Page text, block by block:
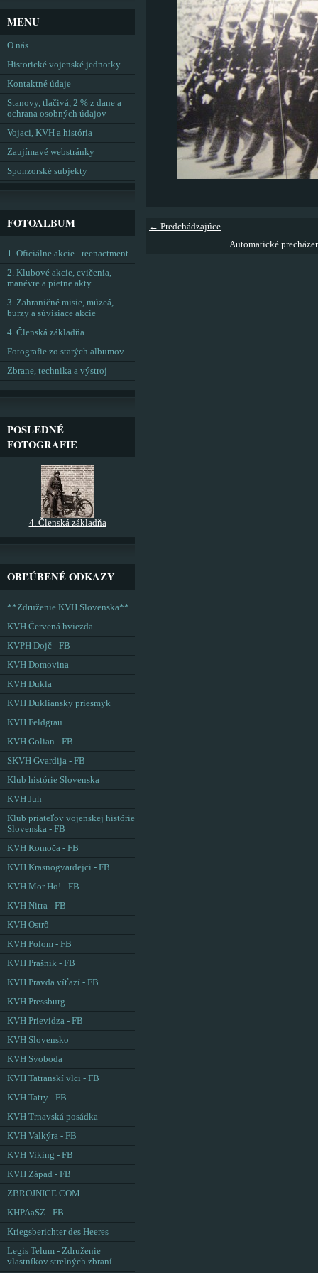
← Predchádzajúce
Automatické
MENU
O nás
Historické vojenské jednotky
Kontaktné údaje
Stanovy, tlačivá, 2 % z dane a
ochrana osobných údajov
Vojaci, KVH a história
Zaujímavé webstránky
Sponzorské subjekty
FOTOALBUM
1. Oficiálne akcie - reenactment
2. Klubové akcie, cvičenia,
manévre a pietne akty
3. Zahraničné misie, múzeá,
burzy a súvisiace akcie
4. Členská základňa
Fotografie zo starých albumov
Zbrane, technika a výstroj
POSLEDNÉ
FOTOGRAFIE
4. Členská základňa
OBĽÚBENÉ ODKAZY
**Združenie KVH Slovenska**
KVH Červená hviezda
KVPH Dojč - FB
KVH Domovina
KVH Dukla
KVH Dukliansky priesmyk
KVH Feldgrau
KVH Golian - FB
SKVH Gvardija - FB
Klub histórie Slovenska
KVH Juh
Klub priateľov vojenskej histórie
Slovenska - FB
KVH Komoča - FB
KVH Krasnogvardejci - FB
KVH Mor Ho! - FB
KVH Nitra - FB
KVH Ostrô
KVH Polom - FB
KVH Prašník - FB
KVH Pravda víťazí - FB
KVH Pressburg
KVH Prievidza - FB
KVH Slovensko
KVH Svoboda
KVH Tatranskí vlci - FB
KVH Tatry - FB
KVH Trnavská posádka
KVH Valkýra - FB
KVH Viking - FB
KVH Západ - FB
ZBROJNICE.COM
KHPAaSZ - FB
Kriegsberichter des Heeres
Legis Telum - Združenie
vlastníkov strelných zbraní